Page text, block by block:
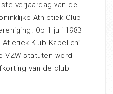
verjaardag van de
Athletiek Club
Op 1 juli 1983
Klub Kapellen”
VZW-statuten werd
van de club –